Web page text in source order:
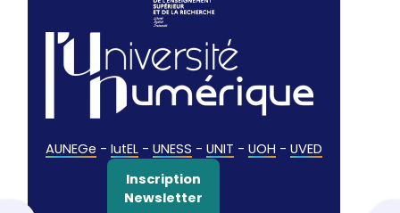
AUNEGe - IutEL - UNESS - UNIT - UOH - UVED
Inscription
Newsletter